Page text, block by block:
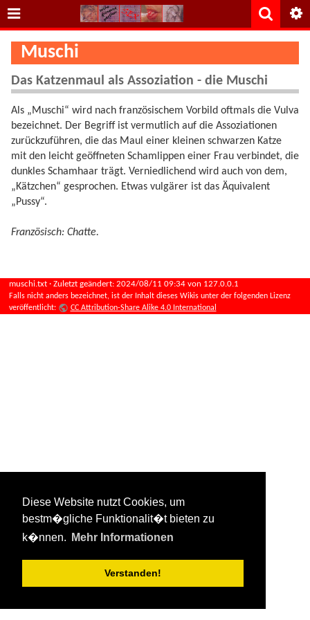
Diese Website nutzt Cookies, um
bestm�gliche Funktionalit�t bieten zu
k�nnen.
Mehr Informationen
Verstanden!
Muschi
Das Katzenmaul als Assoziation - die Muschi
Als „Muschi“ wird nach französischem Vorbild oftmals die Vulva
bezeichnet. Der Begriff ist vermutlich auf die Assoziationen
zurückzuführen, die das Maul einer kleinen schwarzen Katze
mit den leicht geöffneten Schamlippen einer Frau verbindet, die
dunkles Schamhaar trägt. Verniedlichend wird auch von dem,
„Kätzchen“ gesprochen. Etwas vulgärer ist das Äquivalent
„Pussy“.
Französisch: Chatte.
muschi.txt · Zuletzt geändert: 2024/08/11 09:34 von 127.0.0.1
Falls nicht anders bezeichnet, ist der Inhalt dieses Wikis unter der folgenden Lizenz
veröffentlicht:
CC Attribution-Share Alike 4.0 International